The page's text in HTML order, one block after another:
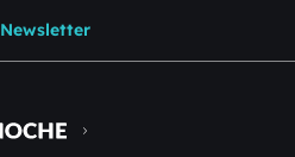
Newsletter